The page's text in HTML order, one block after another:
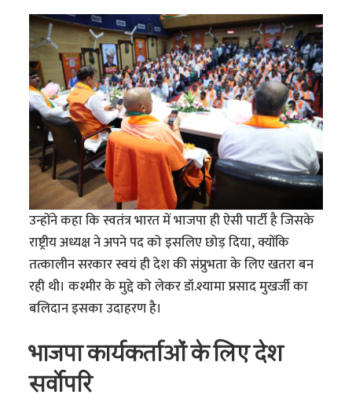
उन्होंने कहा कि स्वतंत्र भारत में भाजपा ही ऐसी पार्टी है जिसके
राष्ट्रीय अध्यक्ष ने अपने पद को इसलिए छोड़ दिया, क्योंकि
तत्कालीन सरकार स्वयं ही देश की संप्रुभता के लिए खतरा बन
रही थी। कश्मीर के मुद्दे को लेकर डॉ.श्यामा प्रसाद मुखर्जी का
बलिदान इसका उदाहरण है।
भाजपा कार्यकर्ताओं के लिए देश
सर्वोपरि